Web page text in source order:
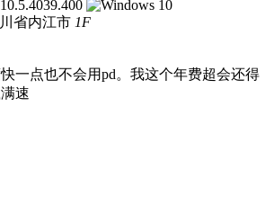
省内江市 1F
一点也不会用pd。我这个年费超会还得
速